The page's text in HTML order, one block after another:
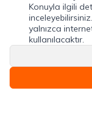
Konuyla ilgili
inceleyebilirsiniz.
yalnızca
kullanılacaktır.